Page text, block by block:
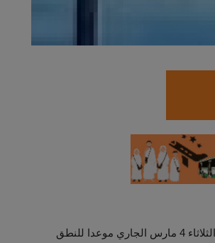
أفادت وكالة أنباء الإمارات أن دائرة الأمن بالمحكمة الاتحادية بأبوظبي حددت يوم الثلاثاء 4 مارس الجاري موعدا للنطق